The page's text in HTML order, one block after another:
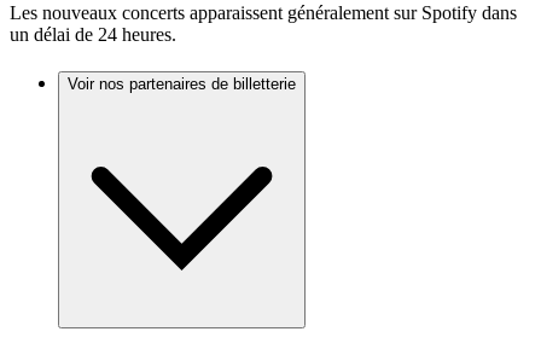
Les nouveaux concerts apparaissent généralement sur Spotify dans
un délai de 24 heures.
Voir nos partenaires de billetterie